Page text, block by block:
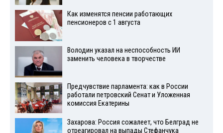
Как изменятся пенсии работающих
пенсионеров с 1 августа
Володин указал на неспособность ИИ
заменить человека в творчестве
Предчувствие парламента: как в России
работали петровский Сенат и Уложенная
комиссия Екатерины
Захарова: Россия сожалеет, что Белград не
отреагировал на выпады Стефанчука